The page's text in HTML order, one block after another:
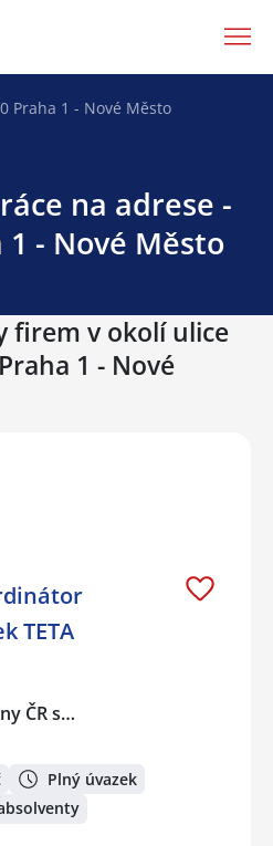
Praha 1 - Nové Město
na adrese -
1 - Nové Město
firem v okolí ulice
1 - Nové
TETA
ČR s…
Plný úvazek